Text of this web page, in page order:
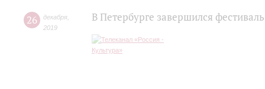
26 декабря
2019
В Петербурге завершился